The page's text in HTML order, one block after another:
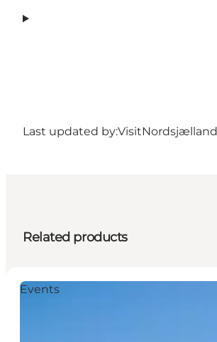
Last updated by:VisitNordsjælland
Related products
Events